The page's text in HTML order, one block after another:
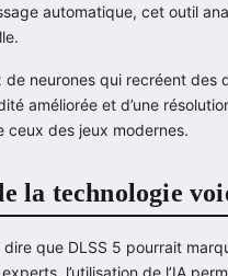
automatique, cet outil
neurones qui recréent des
améliorée et d’une
ceux des jeux modernes.
la technologie
que DLSS 5 pourrait
l’utilisation de l’IA